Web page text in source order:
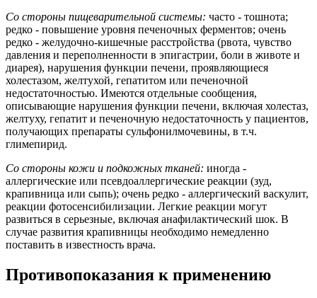
Со стороны пищеварительной системы: часто - тошнота;
редко - повышение уровня печеночных ферментов; очень
редко - желудочно-кишечные расстройства (рвота, чувство
давления и переполненности в эпигастрии, боли в животе и
диарея), нарушения функции печени, проявляющиеся
холестазом, желтухой, гепатитом или печеночной
недостаточностью. Имеются отдельные сообщения,
описывающие нарушения функции печени, включая холестаз,
желтуху, гепатит и печеночную недостаточность у пациентов,
получающих препараты сульфонилмочевины, в т.ч.
глимепирид.
Со стороны кожи и подкожных тканей: иногда -
аллергические или псевдоаллергические реакции (зуд,
крапивница или сыпь); очень редко - аллергический васкулит,
реакции фотосенсибилизации. Легкие реакции могут
развиться в серьезные, включая анафилактический шок. В
случае развития крапивницы необходимо немедленно
поставить в известность врача.
Противопоказания к применению